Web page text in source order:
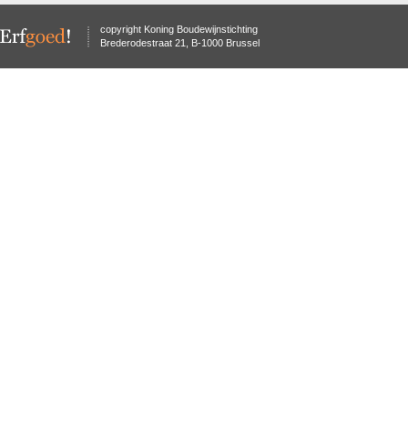
copyright Koning Boudewijnstichting
Brederodestraat 21, B-1000 Brussel